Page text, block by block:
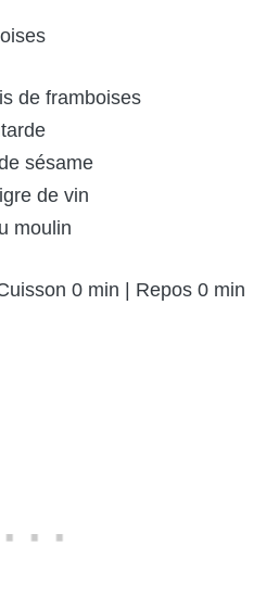
de framboises
sésame
de vin
moulin
0 min | Repos 0 min